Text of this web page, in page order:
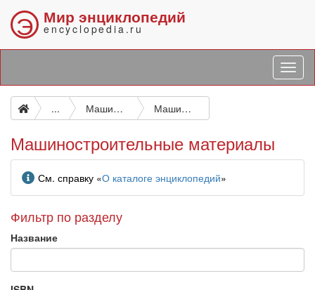
Э Мир энциклопедий
encyclopedia.ru
... Машиностроительные заводы. Технология машиностроения Машиностроительные материалы
Машиностроительные материалы
Информация
См. справку «О каталоге энциклопедий»
Фильтр по разделу
Название